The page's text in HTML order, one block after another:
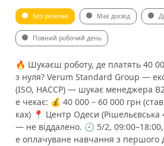
Без резюме Має досвід
Повний робочий день
🔥 Шукаєш роботу, де платять 40
з нуля? Verum Standard Group —
(ISO, HACCP) — шукає менеджера
е чекає: 💰 40 000 – 60 000 грн
ках) 📍 Центр Одеси (Рішельєвська
— не віддалено. 🕘 5/2,
е оплачуване навчання з першого